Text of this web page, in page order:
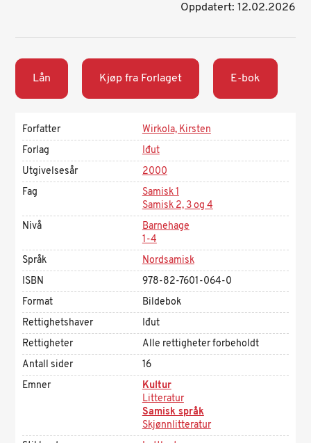
Oppdatert: 12.02.2026
Lån Kjøp fra Forlaget E-bok
Forfatter
Wirkola, Kirsten
Forlag
Iđut
Utgivelsesår
2000
Fag
Samisk 1
Samisk 2, 3 og 4
Nivå
Barnehage
1-4
Språk
Nordsamisk
ISBN
978-82-7601-064-0
Format
Bildebok
Rettighetshaver
Iđut
Rettigheter
Alle rettigheter forbeholdt
Antall sider
16
Emner
Kultur
Litteratur
Samisk språk
Skjønnlitteratur